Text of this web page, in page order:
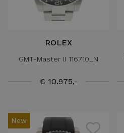
ROLEX
GMT-Master II 116710LN
€ 10.975,-
New